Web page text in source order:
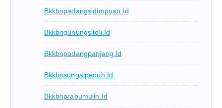
Bkkbnpadangsidimpuan.id
Bkkbngunungsitoli.id
Bkkbnpadangpanjang.id
Bkkbnsungaipenuh.id
Bkkbnprabumulih.id